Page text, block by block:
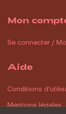
Mon
Se connecter /
Aide
Conditions
Mentions légales